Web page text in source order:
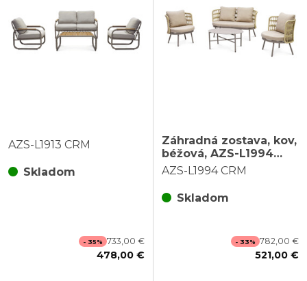
AZS-L1913 CRM
Skladom
- 35% 733,00 €
478,00 €
Záhradná zostava, kov,
béžová, AZS-L1994
CRM
AZS-L1994 CRM
Skladom
- 33% 782,00 €
521,00 €